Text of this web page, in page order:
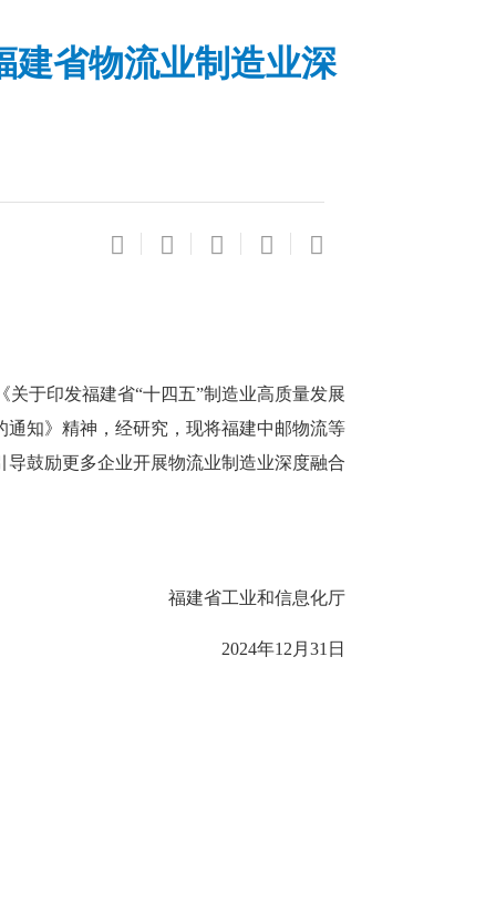
建省物流业制造业深
于印发福建省“十四五”制造业高质量发展
知》精神，经研究，现将福建中邮物流等
鼓励更多企业开展物流业制造业深度融合
福建省工业和信息化厅
2024年12月31日